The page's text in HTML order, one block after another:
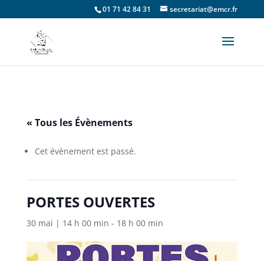
01 71 42 84 31 secretariat@emcr.fr
« Tous les Évènements
Cet évènement est passé.
PORTES OUVERTES
30 mai | 14 h 00 min - 18 h 00 min